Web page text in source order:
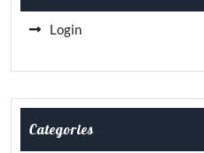
Login
Categories